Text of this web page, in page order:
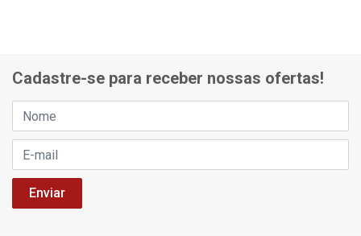
Cadastre-se para receber nossas ofertas!